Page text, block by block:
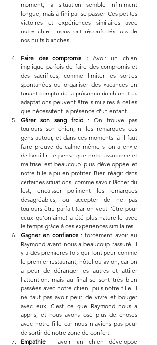
moment, la situation semble infiniment
longue, mais à fini par se passer. Ces petites
victoires et expériences similaires avec
notre chien, nous ont réconfortés lors de
nos nuits blanches.
Faire des compromis : Avoir un chien
implique parfois de faire des compromis et
des sacrifices, comme limiter les sorties
spontanées ou organiser des vacances en
tenant compte de la présence du chien. Ces
adaptations peuvent être similaires à celles
que nécessitent la présence d'un enfant.
Gérer son sang froid : On trouve pas
toujours son chien, ni les remarques des
gens autour, et dans ces moments là il faut
faire preuve de calme même si on a envie
de bouillir. Je pense que notre assurance et
maitrise est beaucoup plus développée et
notre fille a pu en profiter. Bien réagir dans
certaines situations, comme savoir lâcher du
lest, encaisser poliment les remarques
désagréables, ou accepter de ne pas
toujours être parfait (car on veut l'être pour
ceux qu'on aime) a été plus naturelle avec
le temps grâce à ces expériences similaires.
Gagner en confiance : forcément avoir eu
Raymond avant nous a beaucoup rassuré. Il
y a des premières fois qui font peur comme
le premier restaurant, hôtel ou avion, car on
a peur de déranger les autres et attirer
l'attention, mais au final se sont très bien
passées avec notre chien, puis notre fille. Il
ne faut pas avoir peur de vivre et bouger
avec eux. C'est ce que Raymond nous a
appris, et nous avons osé plus de choses
avec notre fille car nous n'avions pas peur
de sortir de notre zone de confort.
Empathie : avoir un chien développe